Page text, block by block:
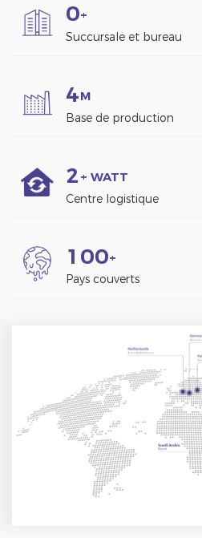
0+
Succursale et bureau
4M
Base de production
2 + WATT
Centre logistique
1 00+
Pays couverts